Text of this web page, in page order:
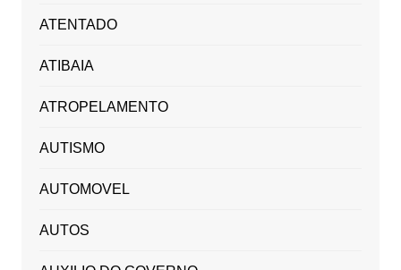
ATENTADO
ATIBAIA
ATROPELAMENTO
AUTISMO
AUTOMOVEL
AUTOS